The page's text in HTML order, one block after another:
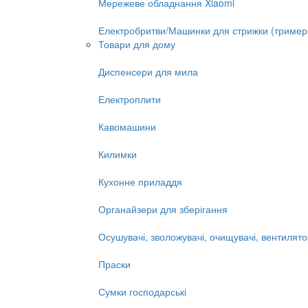
Мережеве обладнання Xiaomi
Електробритви/Машинки для стрижки
Товари для дому
Диспенсери для мила
Електроплити
Кавомашини
Килимки
Кухонне приладдя
Органайзери для зберігання
Осушувачі, зволожувачі, очищувачі,
Праски
Сумки господарські